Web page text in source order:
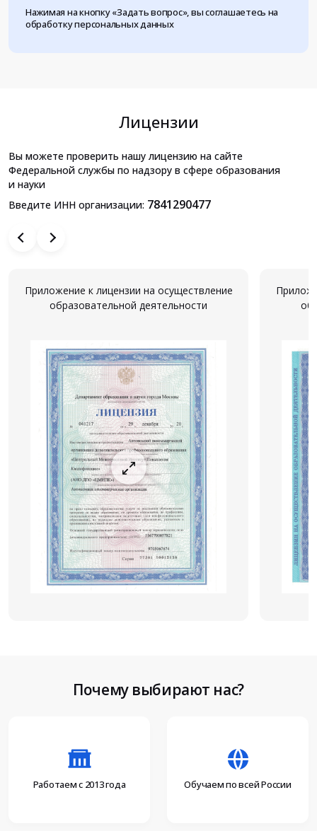
Нажимая на кнопку «Задать вопрос», вы соглашаетесь на
обработку персональных данных
Лицензии
Вы можете проверить нашу лицензию на сайте
Федеральной службы по надзору в сфере образования
и науки
Введите ИНН организации: 7841290477
Приложение к лицензии на осуществление
образовательной деятельности
Почему выбирают нас?
Работаем с 2013 года Обучаем по всей России